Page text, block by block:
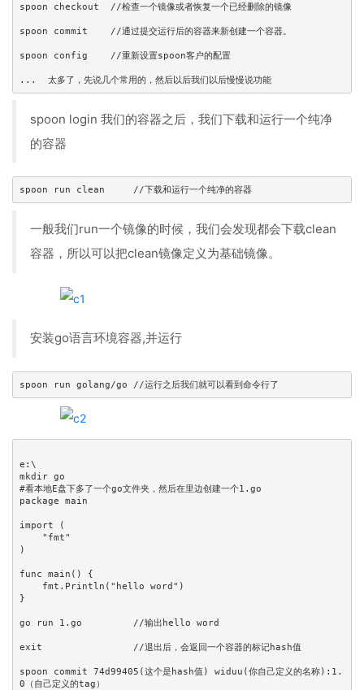
spoon checkout  //检查一个镜像或者恢复一个已经删除的镜像
spoon commit    //通过提交运行后的容器来新创建一个容器。
spoon config    //重新设置spoon客户的配置
spoon login 我们的容器之后，我们下载和运行一个纯净
的容器
一般我们run一个镜像的时候，我们会发现都会下载clean
容器，所以可以把clean镜像定义为基础镜像。
安装go语言环境容器,并运行
spoon run golang/go //运行之后我们就可以看到命令行了
e:\
mkdir go
#看本地E盘下多了一个go文件夹，然后在里边创建一个1.go
package main
import (
)
func main() {
}
go run 1.go         //输出hello word
exit                //退出后，会返回一个容器的标记hash值
spoon commit 74d99405(这个是hash值) widuu(你自己定义的名称):1.
0（自己定义的tag）